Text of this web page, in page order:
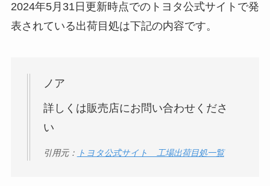
2024年5月31日更新時点でのトヨタ公式サイトで発
表されている出荷目処は下記の内容です。
ノア
詳しくは販売店にお問い合わせくださ
い
引用元： トヨタ公式サイト 工場出荷目処一覧